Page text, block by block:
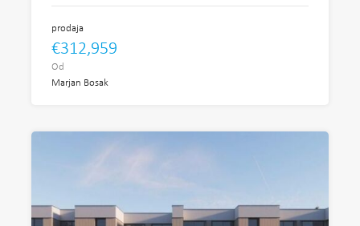
prodaja
€312,959
Od
Marjan Bosak